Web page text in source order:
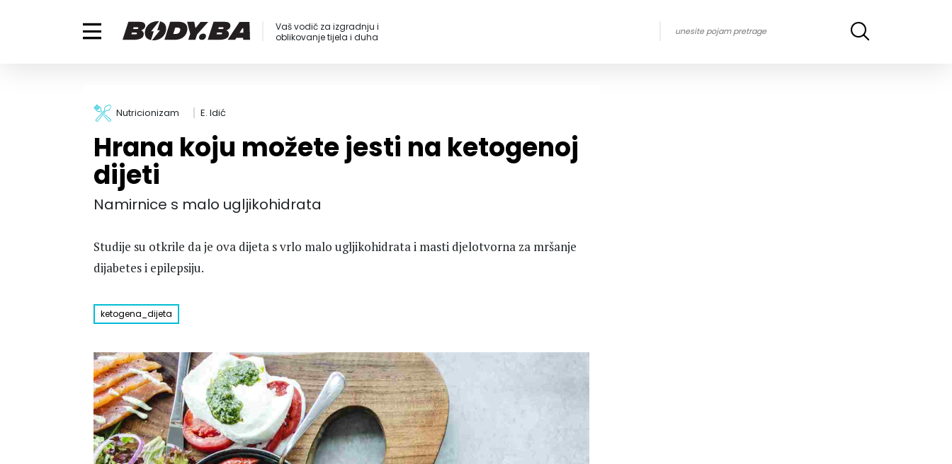
Vaš vodič za izgradnju i
oblikovanje tijela i duha
Nutricionizam E. Idić
Hrana koju možete jesti na ketogenoj
dijeti
Namirnice s malo ugljikohidrata
Studije su otkrile da je ova dijeta s vrlo malo ugljikohidrata i masti djelotvorna za mršanje
dijabetes i epilepsiju.
ketogena_dijeta